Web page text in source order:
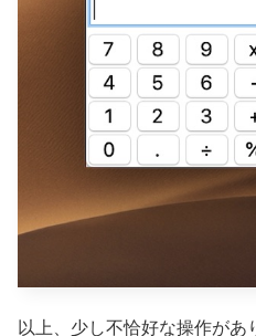
以上、少し不恰好な操作があ